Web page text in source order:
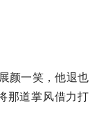
一笑，他退也
那道掌风借力打